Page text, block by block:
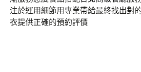
注於運用細節用專業帶給最終找出對
衣提供正確的預約評價